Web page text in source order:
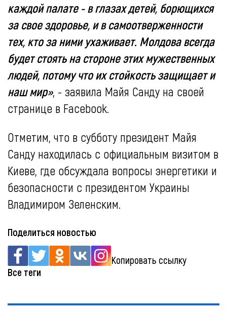
каждой палате - в глазах детей, борющихся
за свое здоровье, и в самоотверженности
тех, кто за ними ухаживает. Молдова всегда
будет стоять на стороне этих мужественных
людей, потому что их стойкость защищает и
наш мир», - заявила Майя Санду на своей
странице в Facebook.
Отметим, что в субботу президент Майя
Санду находилась с официальным визитом в
Киеве, где обсуждала вопросы энергетики и
безопасности с президентом Украины
Владимиром Зеленским.
Поделиться новостью
Копировать ссылку
Все теги